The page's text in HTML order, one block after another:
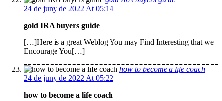
24 de juny de 2022 At 05:14
gold IRA buyers guide
[…]Here is a great Weblog You may Find Interesting that we
Encourage You[…]
how to become a life coach
24 de juny de 2022 At 05:22
how to become a life coach